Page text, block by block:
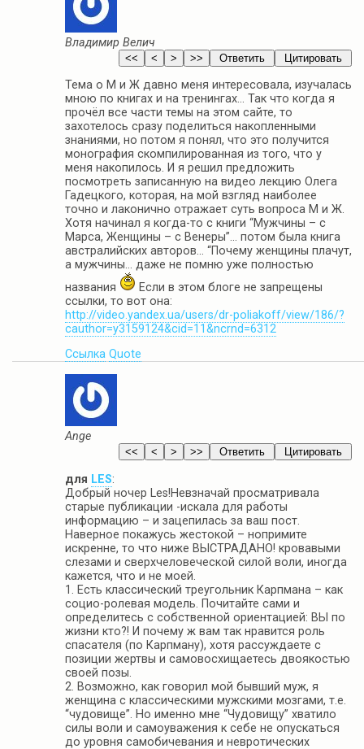
Владимир Велич
Тема о М и Ж давно меня интересовала, изучалась
мною по книгах и на тренингах… Так что когда я
прочёл все части темы на этом сайте, то
захотелось сразу поделиться накопленными
знаниями, но потом я понял, что это получится
монография скомпилированная из того, что у
меня накопилось. И я решил предложить
посмотреть записанную на видео лекцию Олега
Гадецкого, которая, на мой взгляд наиболее
точно и лаконично отражает суть вопроса М и Ж.
Хотя начинал я когда-то с книги “Мужчины – с
Марса, Женщины – с Венеры”… потом была книга
австралийских авторов… “Почему женщины плачут,
а мужчины… даже не помню уже полностью
названия
Если в этом блоге не запрещены
ссылки, то вот она:
http://video.yandex.ua/users/dr-poliakoff/view/186/?
cauthor=y3159124&cid=11&ncrnd=6312
Ссылка Quote
Ange
для LES:
Добрый ночер Les!Невзначай просматривала
старые публикации -искала для работы
информацию – и зацепилась за ваш пост.
Наверное покажусь жестокой – нопримите
искренне, то что ниже ВЫСТРАДАНО! кровавыми
слезами и сверхчеловеческой силой воли, иногда
кажется, что и не моей.
1. Есть классический треугольник Карпмана – как
социо-ролевая модель. Почитайте сами и
определитесь с собственной ориентацией: ВЫ по
жизни кто?! И почему ж вам так нравится роль
спасателя (по Карпману), хотя рассуждаете с
позиции жертвы и самовосхищаетесь двоякостью
своей позы.
2. Возможно, как говорил мой бывший муж, я
женщина с классическими мужскими мозгами, т.е.
“чудовище”. Но именно мне “Чудовищу” хватило
силы воли и самоуважения к себе не опускаться
до уровня самобичевания и невротических